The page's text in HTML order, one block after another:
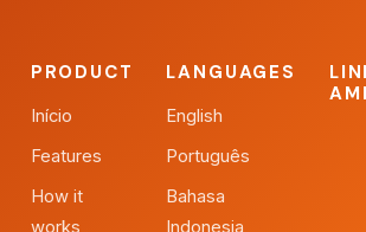
PRODUCT
Início
Features
How it
works
LANGUAGES
English
Português
Bahasa
Indonesia